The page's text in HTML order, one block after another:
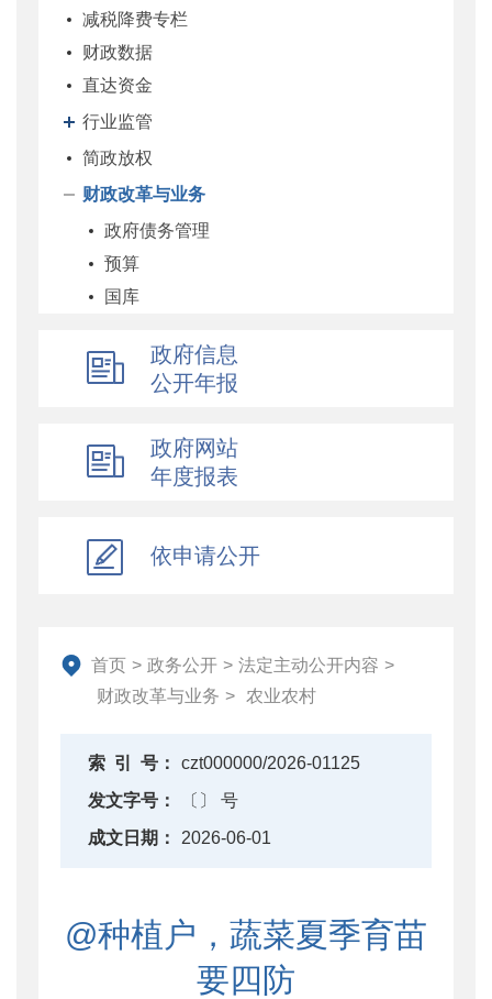
减税降费专栏
财政数据
直达资金
行业监管
简政放权
财政改革与业务
政府债务管理
预算
国库
科教和文化
农业农村
自然资源和生态环境
乡村振兴
资产监督管理
金融工作
财政内控监督
下载中心
重点领域信息公开
政府信息
公开年报
政府网站
年度报表
依申请公开
首页 > 政务公开 > 法定主动公开内容 >
财政改革与业务 > 农业农村
索 引 号：
czt000000/2026-01125
发文字号：
〔〕 号
成文日期：
2026-06-01
@种植户，蔬菜夏季育苗
要四防